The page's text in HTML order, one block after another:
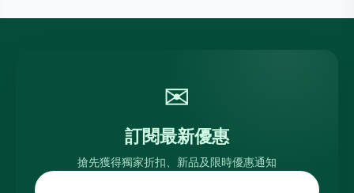
✉
訂閱最新優惠
搶先獲得獨家折扣、新品及限時優惠通知